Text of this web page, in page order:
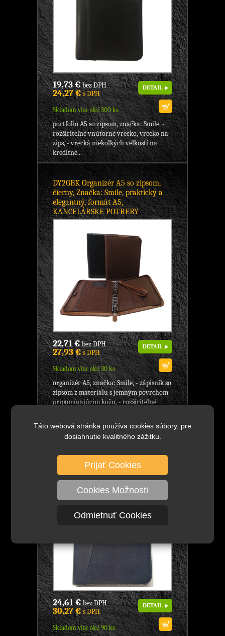
Táto webová stránka používa cookies súbory, pre
dosiahnutie kvalitného zážitku.
Prijať Cookies
Cookies Možnosti
Odmietnuť Cookies
19,73 €bez DPH
24,27 €s DPH
Skladom viac ako 300 ks
DETAIL
portfolio A5 so zipsom, značka: Smile, -
rozšíriteľné vnútorné vrecko, vrecko na
zips, - vrecká niekoľkých veľkostí na
kreditné...
DY2GBK Organizér A5 so zipsom,
čierny, Značka: Smile, praktický a
elegantný, formát A5,
KANCELÁRSKE POTREBY
22,71 €bez DPH
27,93 €s DPH
Skladom viac ako 30 ks
DETAIL
organizér A5, značka: Smile, - zápisník so
zipsom z materiálu s jemným povrchom
pripomínajúcim kožu, - rozšíriteľné
F16058EBU Konf.mapa A4, modrá
vzhľad, formát A4, KANCELÁRSKE
POTREBY
24,61 €bez DPH
30,27 €s DPH
Skladom viac ako 90 ks
DETAIL